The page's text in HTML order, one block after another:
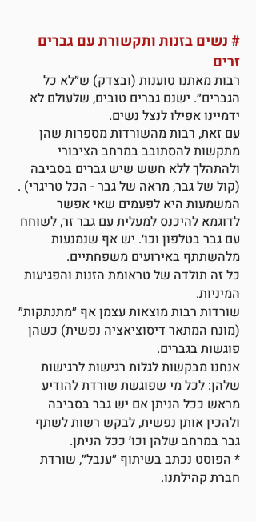
#נשים בזנות ותקשורת עם גברים
זרים
רבות מאתנו טוענות (ובצדק) ש״לא כל
הגברים״. ישנם גברים טובים, שלעולם לא
ידמיינו אפילו לנצל נשים.
עם זאת, רבות מהשורדות מספרות שהן
מתקשות להסתובב במרחב הציבורי
ולהתהלך ללא חשש שיש גברים בסביבה
(קול של גבר, מראה של גבר - הכל טריגרי) .
המשמעות היא לפעמים שאי אפשר
לדוגמא להיכנס למעלית עם גבר זר, לשוחח
עם גבר בטלפון וכו׳. יש אף שנמנעות
מלהשתתף באירועים משפחתיים.
כל זה תולדה של טראומת הזנות והפגיעות
המיניות.
שורדות רבות מוצאות עצמן אף ״מתנתקות״
(מונח המתאר דיסוציאציה נפשית) כשהן
פוגשות בגברים.
אנחנו מבקשות לגלות רגישות לרגישות
שלהן: לכל מי שפוגשת שורדת להודיע
מראש ככל הניתן אם יש גבר בסביבה
ולהכין אותן נפשית, לבקש רשות לשתף
גבר במרחב שלהן וכו׳ ככל הניתן.
* הפוסט נכתב בשיתוף ״ענבל״, שורדת
חברת קהילתנו.